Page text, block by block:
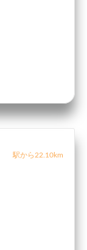
駅から22.10km